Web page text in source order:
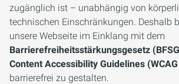
zugänglich ist – unabhängig von
technischen Einschränkungen. Deshalb
unsere Webseite im Einklang mit dem
Barrierefreiheitsstärkungsgesetz
Content Accessibility Guidelines
barrierefrei zu gestalten.